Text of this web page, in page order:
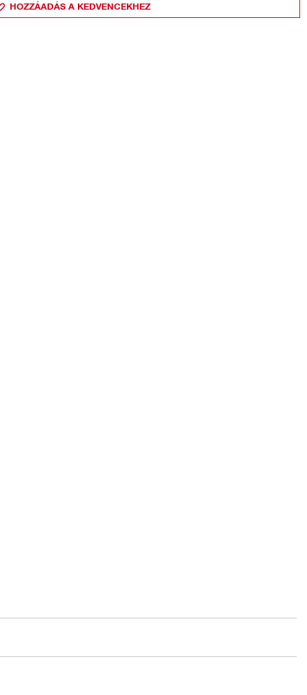
HOZZÁADÁS A KEDVENCEKHEZ